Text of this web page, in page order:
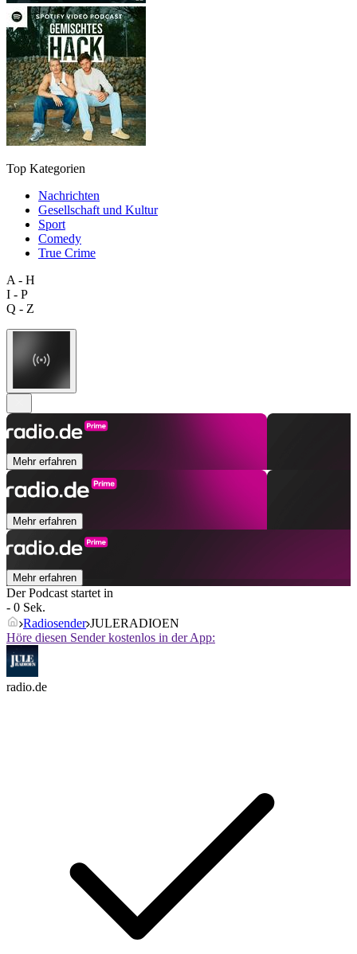
Top Kategorien
Nachrichten
Gesellschaft und Kultur
Sport
Comedy
True Crime
A - H
I - P
Q - Z
Mehr erfahren
Mehr erfahren
Mehr erfahren
Der Podcast startet in
- 0 Sek.
Radiosender JULERADIOEN
Höre diesen Sender kostenlos in der App:
radio.de